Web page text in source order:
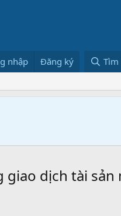
nhập Đăng ký Tìm
dịch tài sản